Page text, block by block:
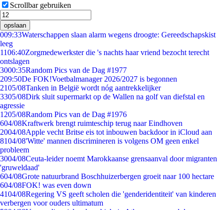
Scrollbar gebruiken
opslaan
009:33Waterschappen slaan alarm wegens droogte: Gereedschapskist
leeg
1106:40Zorgmedewerkster die 's nachts haar vriend bezocht terecht
ontslagen
3000:35Random Pics van de Dag #1977
209:50De FOK!Voetbalmanager 2026/2027 is begonnen
2105/08Tanken in België wordt nóg aantrekkelijker
3305/08Dirk sluit supermarkt op de Wallen na golf van diefstal en
agressie
1205/08Random Pics van de Dag #1976
604/08Kraftwerk brengt ruimteschip terug naar Eindhoven
2004/08Apple vecht Britse eis tot inbouwen backdoor in iCloud aan
8104/08'Witte' mannen discrimineren is volgens OM geen enkel
probleem
3004/08Ceuta-leider noemt Marokkaanse grensaanval door migranten
'gruweldaad'
604/08Grote natuurbrand Boschhuizerbergen groeit naar 100 hectare
604/08FOK! was even down
4104/08Regering VS geeft scholen die 'genderidentiteit' van kinderen
verbergen voor ouders ultimatum